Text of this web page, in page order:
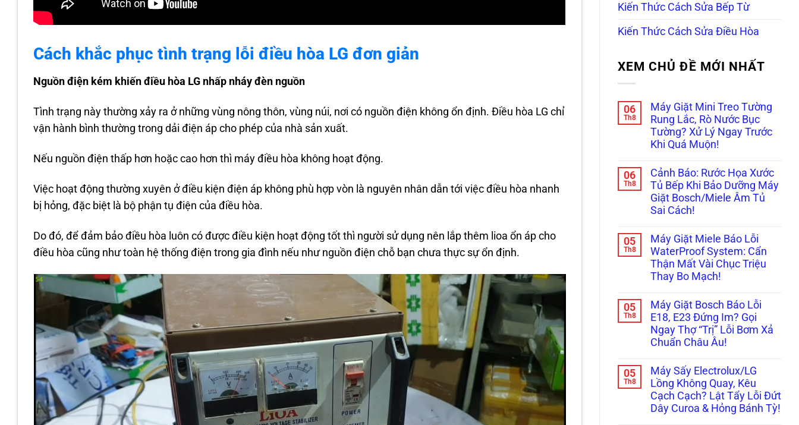
Cách khắc phục tình trạng lỗiđiều hòa LG đơn giản
Nguồn điện kém khiến điều hòa LG nhấp nháy đèn nguồn
Tình trạng này thường xảy ra ở những vùng nông thôn, vùng núi, nơi có nguồn điện không ổn định. Điều hòa LG chỉ
vận hành bình thường trong dải điện áp cho phép của nhà sản xuất.
Nếu nguồn điện thấp hơn hoặc cao hơn thì máy điều hòa không hoạt động.
Việc hoạt động thường xuyên ở điều kiện điện áp không phù hợp vòn là nguyên nhân dẫn tới việc điều hòa nhanh
bị hỏng, đặc biệt là bộ phận tụ điện của điều hòa.
Do đó, để đảm bảo điều hòa luôn có được điều kiện hoạt động tốt thì người sử dụng nên lắp thêm lioa ổn áp cho
điều hòa cũng như toàn hệ thống điện trong gia đình nếu như nguồn điện chỗ bạn chưa thực sự ổn định.
Kiến Thức Cách Sửa Bếp Từ
Kiến Thức Cách Sửa Điều Hòa
XEM CHỦ ĐỀ MỚI NHẤT
06
Th8
Máy Giặt Mini Treo Tường
Rung Lắc, Rò Nước Bục
Tường? Xử Lý Ngay Trước
Khi Quá Muộn!
bình
luận
ở
Máy
Giặt
Mini
Tường
Rung
Lắc,
Rò
Nước
Bục
Tường?
Ngay
Trước
Khi
Quá
Muộn!
06
Th8
Cảnh Báo: Rước Họa Xước
Tủ Bếp Khi Bảo Dưỡng Máy
Giặt Bosch/Miele Âm Tủ
Sai Cách!
bình
luận
ở
Cảnh
Báo:
Rước
Xước
Tủ
Bếp
Khi
Bảo
Dưỡng
Máy
Bosch/Miele
Âm
Tủ
Sai
Cách!
05
Th8
Máy Giặt Miele Báo Lỗi
WaterProof System: Cẩn
Thận Mất Vài Chục Triệu
Thay Bo Mạch!
bình
luận
ở
Máy
Giặt
Miele
WaterProof
System:
Cẩn
Thận
Mất
Vài
05
Th8
Máy Giặt Bosch Báo Lỗi
E18, E23 Đứng Im? Gọi
Ngay Thợ “Trị” Lỗi Bơm Xả
Chuẩn Châu Âu!
bình
luận
ở
Máy
Giặt
Bosch
05
Th8
Máy Sấy Electrolux/LG
Lồng Không Quay, Kêu
Cạch Cạch? Lật Tẩy Lỗi Đứt
Dây Curoa & Hỏng Bánh Tỳ!